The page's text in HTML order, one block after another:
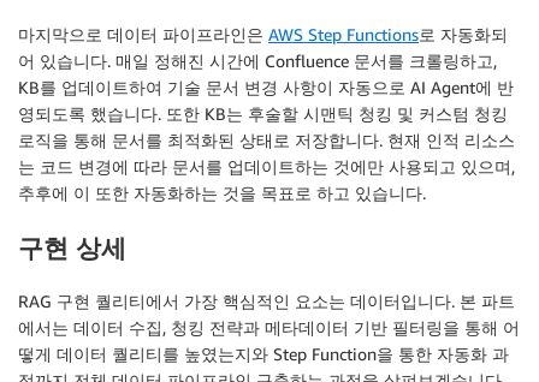
마지막으로 데이터 파이프라인은 AWS Step Functions로 자동화되
어 있습니다. 매일 정해진 시간에 Confluence 문서를 크롤링하고,
KB를 업데이트하여 기술 문서 변경 사항이 자동으로 AI Agent에 반
영되도록 했습니다. 또한 KB는 후술할 시맨틱 청킹 및 커스텀 청킹
로직을 통해 문서를 최적화된 상태로 저장합니다. 현재 인적 리소스
는 코드 변경에 따라 문서를 업데이트하는 것에만 사용되고 있으며,
추후에 이 또한 자동화하는 것을 목표로 하고 있습니다.
구현 상세
RAG 구현 퀄리티에서 가장 핵심적인 요소는 데이터입니다. 본 파트
에서는 데이터 수집, 청킹 전략과 메타데이터 기반 필터링을 통해 어
떻게 데이터 퀄리티를 높였는지와 Step Function을 통한 자동화 과